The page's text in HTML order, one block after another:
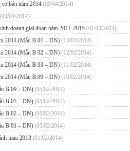
bản năm 2014 (09/04/2014)
(03/04/2014)
doanh giai đoạn năm 2011-2015 (01/03/2014)
2014 (Mẫu B 01 – DN) (13/02/2014)
2014 (Mẫu B 02 – DN) (12/02/2014)
2014 (Mẫu B 03 – DN) (11/02/2014)
2014 (Mẫu B 09 – DN) (10/02/2014)
B 09 – DN) (05/02/2014)
B 03 – DN) (05/02/2014)
B 02 – DN) (05/02/2014)
B 01 – DN) (05/02/2014)
năm 2013 (01/02/2014)